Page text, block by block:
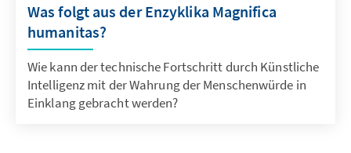
Was folgt aus der Enzyklika Magnifica
humanitas?
Wie kann der technische Fortschritt durch Künstliche
Intelligenz mit der Wahrung der Menschenwürde in
Einklang gebracht werden?